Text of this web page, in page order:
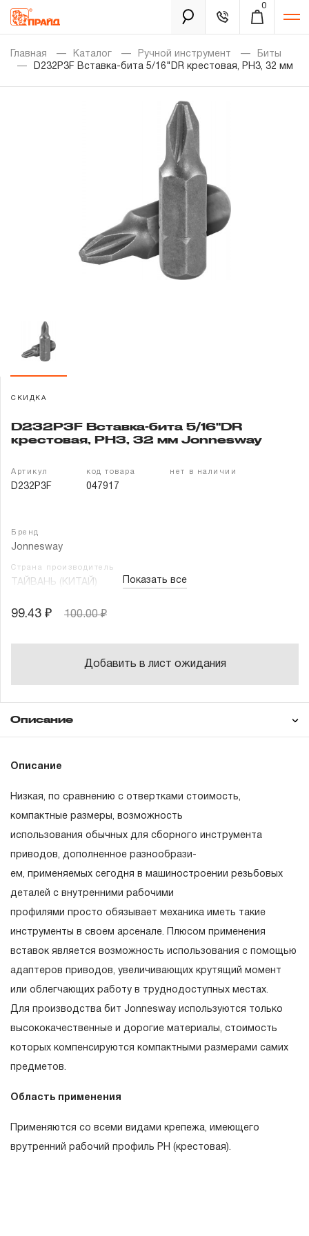
0
Каталог
Гарантия и сервис
Доставка и оплата
Партнерам
Контакты
Забыли пароль?
Главная Каталог Ручной инструмент
Биты
D232P3F Вставка-бита 5/16"DR крестовая, PH3, 32 мм
СКИДКА
D232P3F Вставка-бита 5/16"DR
крестовая, PH3, 32 мм Jonnesway
Артикул
D232P3F
код товара
047917
нет в наличии
Бренд
Jonnesway
Страна производитель
ТАЙВАНЬ (КИТАЙ) Показать все
99.43 ₽ 100.00 ₽
Добавить в лист ожидания
Описание
Описание
Низкая, по сравнению с отвертками стоимость,
компактные размеры, возможность
использования обычных для сборного инструмента
приводов, дополненное разнообрази-
ем, применяемых сегодня в машиностроении резьбовых
деталей с внутренними рабочими
профилями просто обязывает механика иметь такие
инструменты в своем арсенале. Плюсом применения
вставок является возможность использования с помощью
адаптеров приводов, увеличивающих крутящий момент
или облегчающих работу в труднодоступных местах.
Для производства бит Jonnesway используются только
высококачественные и дорогие материалы, стоимость
которых компенсируются компактными размерами самих
предметов.
Область применения
Применяются со всеми видами крепежа, имеющего
врутренний рабочий профиль PH (крестовая).
Понятие «ПОЖИЗНЕННАЯ ГАРАНТИЯ».
1.1 Понятие «ПОЖИЗНЕННАЯ ГАРАНТИЯ» включает в
себя признание неограниченного срока поддержания
гарантийных обязательств в течение всего периода
эксплуатации изделия, а также замена или ремонт
установлено, что производитель использовал при
изготовлении изделия некачественные материалы или
и хранения, применяемых для ручного слесарно-
2. Понятие «ОГРАНИЧЕННАЯ ГАРАНТИЯ»